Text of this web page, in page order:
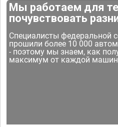
Мы работаем для
почувствовать
Специалисты федеральной
прошили более 10 000
- поэтому мы знаем, как
максимум от каждой